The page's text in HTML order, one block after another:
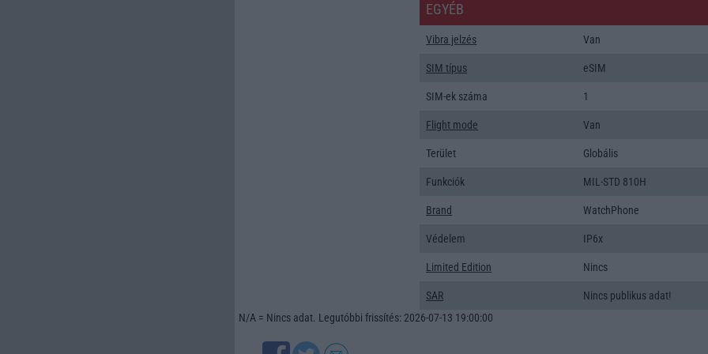
EGYÉB
Vibra jelzés Van
SIM típus eSIM
SIM-ek száma 1
Flight mode Van
Terület Globális
Funkciók MIL-STD 810H
Brand WatchPhone
Védelem IP6x
Limited Edition Nincs
SAR
Nincs publikus adat!
N/A = Nincs adat. Legutóbbi frissítés: 2026-07-13 19:00:00